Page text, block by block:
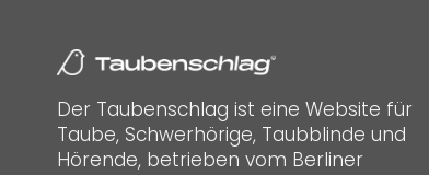
Der Taubenschlag ist eine Website für
Taube, Schwerhörige, Taubblinde und
Hörende, betrieben vom Berliner